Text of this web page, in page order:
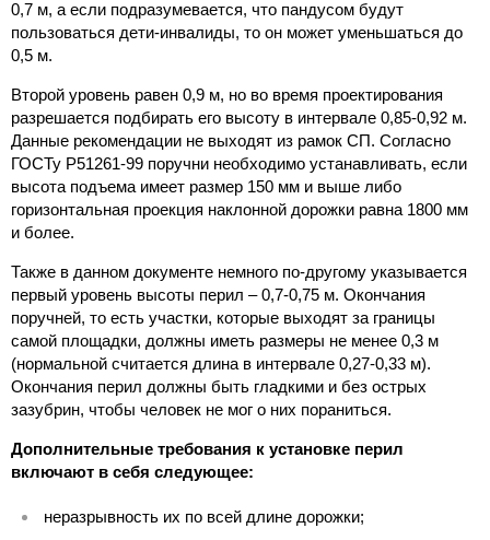
0,7 м, а если подразумевается, что пандусом будут
пользоваться дети-инвалиды, то он может уменьшаться до
0,5 м.
Второй уровень равен 0,9 м, но во время проектирования
разрешается подбирать его высоту в интервале 0,85-0,92 м.
Данные рекомендации не выходят из рамок СП. Согласно
ГОСТу Р51261-99 поручни необходимо устанавливать, если
высота подъема имеет размер 150 мм и выше либо
горизонтальная проекция наклонной дорожки равна 1800 мм
и более.
Также в данном документе немного по-другому указывается
первый уровень высоты перил – 0,7-0,75 м. Окончания
поручней, то есть участки, которые выходят за границы
самой площадки, должны иметь размеры не менее 0,3 м
(нормальной считается длина в интервале 0,27-0,33 м).
Окончания перил должны быть гладкими и без острых
зазубрин, чтобы человек не мог о них пораниться.
Дополнительные требования к установке перил
включают в себя следующее:
неразрывность их по всей длине дорожки;